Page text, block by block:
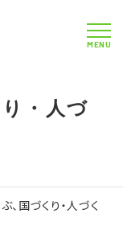
MENU
・人づ
、国づくり・人づく